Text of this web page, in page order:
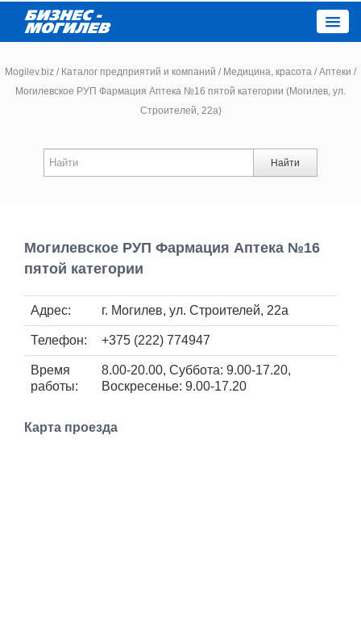
Новости
Работа
Объявления
Транспорт
Mogilev.biz / Каталог предприятий и компаний / Медицина, красота / Аптеки /
Могилевское РУП Фармация Аптека №16 пятой категории (Могилев, ул.
Строителей, 22а)
Найти
Могилевское РУП Фармация Аптека №16
пятой категории
Адрес: г. Могилев, ул. Строителей, 22а
Телефон: +375 (222) 774947
Время
работы:
8.00-20.00, Суббота: 9.00-17.20,
Воскресенье: 9.00-17.20
Карта проезда